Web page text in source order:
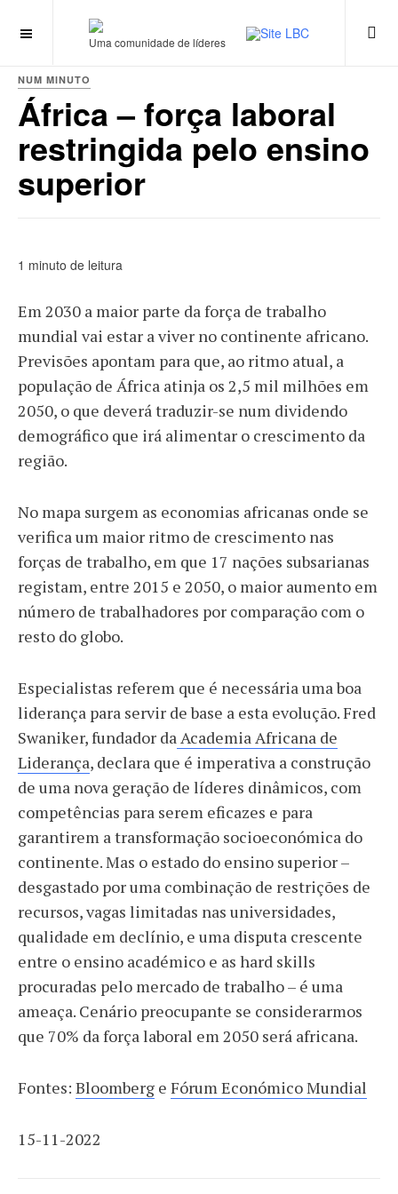
Uma comunidade de líderes
NUM MINUTO
África – força laboral
restringida pelo ensino
superior
1 minuto de leitura
Em 2030 a maior parte da força de trabalho
mundial vai estar a viver no continente africano.
Previsões apontam para que, ao ritmo atual, a
população de África atinja os 2,5 mil milhões em
2050, o que deverá traduzir-se num dividendo
demográfico que irá alimentar o crescimento da
região.
No mapa surgem as economias africanas onde se
verifica um maior ritmo de crescimento nas
forças de trabalho, em que 17 nações subsarianas
registam, entre 2015 e 2050, o maior aumento em
número de trabalhadores por comparação com o
resto do globo.
Especialistas referem que é necessária uma boa
liderança para servir de base a esta evolução. Fred
Swaniker, fundador daAcademia Africana de
Liderança, declara que é imperativa a construção
de uma nova geração de líderes dinâmicos, com
competências para serem eficazes e para
garantirem a transformação socioeconómica do
continente. Mas o estado do ensino superior –
desgastado por uma combinação de restrições de
recursos, vagas limitadas nas universidades,
qualidade em declínio, e uma disputa crescente
entre o ensino académico e as hard skills
procuradas pelo mercado de trabalho – é uma
ameaça. Cenário preocupante se considerarmos
que 70% da força laboral em 2050 será africana.
Fontes: Bloomberg e Fórum Económico Mundial
15-11-2022